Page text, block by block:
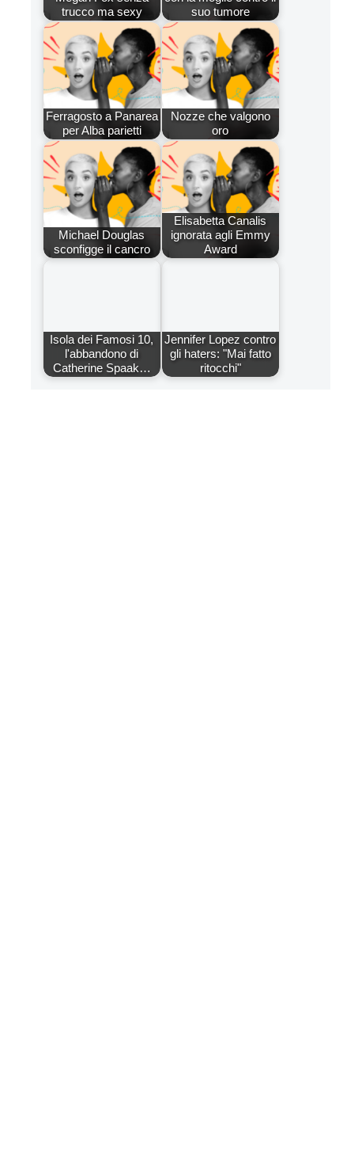
trucco ma sexy
suo tumore
Ferragosto a Panarea
per Alba parietti
Nozze che valgono
oro
Michael Douglas
sconfigge il cancro
Elisabetta Canalis
ignorata agli Emmy
Award
Isola dei Famosi 10,
l'abbandono di
Catherine Spaak…
Jennifer Lopez contro
gli haters: "Mai fatto
ritocchi"